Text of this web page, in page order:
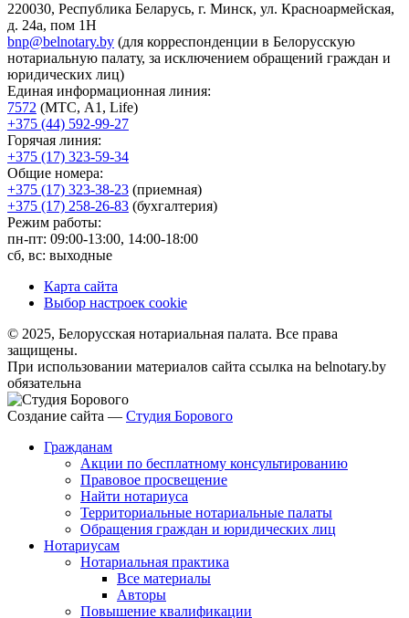
220030, Республика Беларусь, г. Минск, ул. Красноармейская,
д. 24а, пом 1Н
bnp@belnotary.by (для корреспонденции в Белорусскую
нотариальную палату, за исключением обращений граждан и
юридических лиц)
Единая информационная линия:
7572 (МТС, A1, Life)
+375 (44) 592-99-27
Горячая линия:
+375 (17) 323-59-34
Общие номера:
+375 (17) 323-38-23 (приемная)
+375 (17) 258-26-83 (бухгалтерия)
Режим работы:
пн-пт: 09:00-13:00, 14:00-18:00
сб, вс: выходные
Карта сайта
Выбор настроек cookie
© 2025, Белорусская нотариальная палата. Все права
защищены.
При использовании материалов сайта ссылка на belnotary.by
обязательна
Создание сайта — Студия Борового
Гражданам
Акции по бесплатному консультированию
Правовое просвещение
Найти нотариуса
Территориальные нотариальные палаты
Обращения граждан и юридических лиц
Нотариусам
Нотариальная практика
Все материалы
Авторы
Повышение квалификации